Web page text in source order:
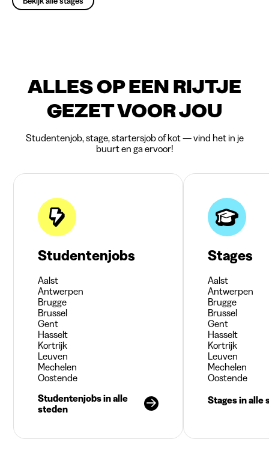
ALLES OP EEN RIJTJE
GEZET VOOR JOU
Studentenjob, stage, startersjob of kot — vind het in je
buurt en ga ervoor!
Studentenjobs
Aalst
Antwerpen
Brugge
Brussel
Gent
Hasselt
Kortrijk
Leuven
Mechelen
Oostende
Studentenjobs in alle
steden
Stages
Aalst
Antwerpen
Brugge
Brussel
Gent
Hasselt
Kortrijk
Leuven
Mechelen
Oostende
Stages in alle